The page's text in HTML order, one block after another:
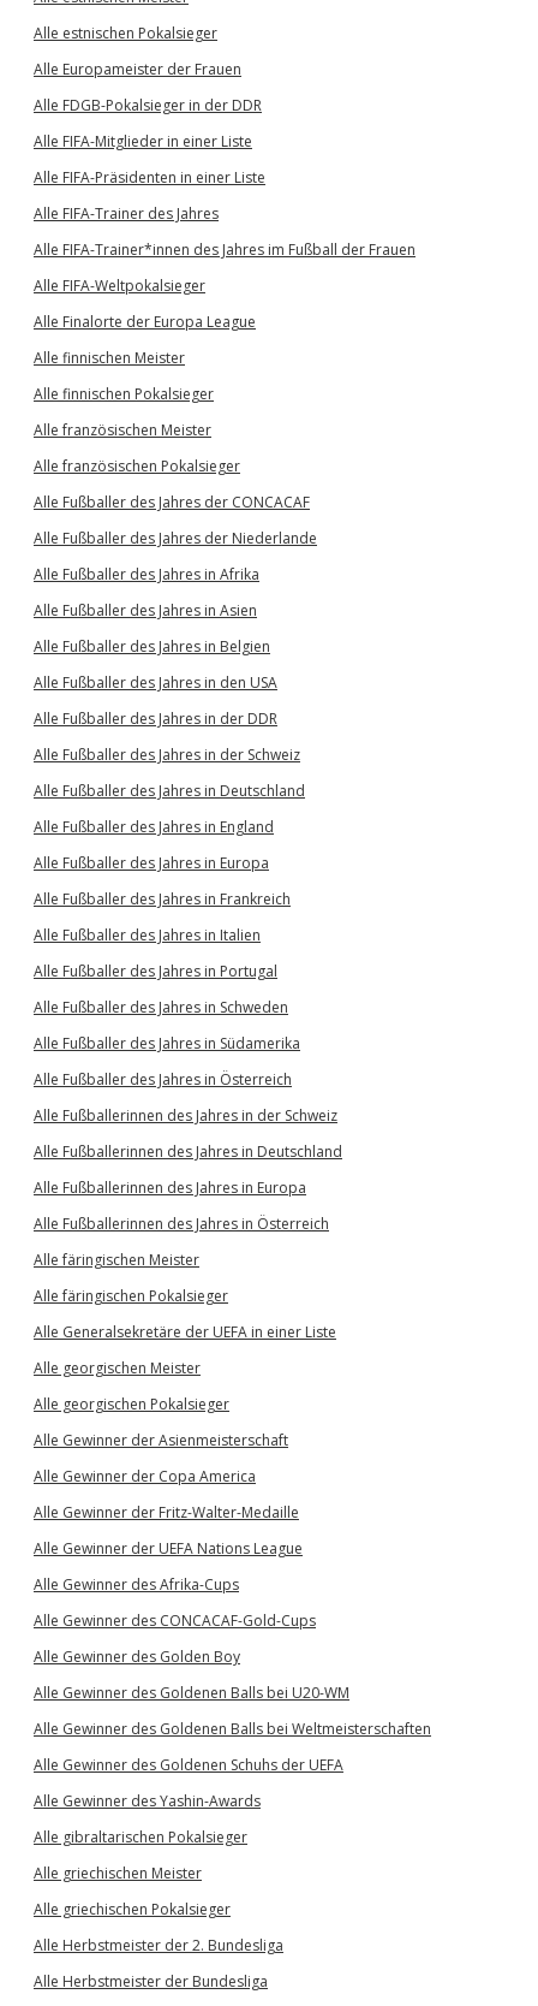
Alle estnischen Pokalsieger
Alle Europameister der Frauen
Alle FDGB-Pokalsieger in der DDR
Alle FIFA-Mitglieder in einer Liste
Alle FIFA-Präsidenten in einer Liste
Alle FIFA-Trainer des Jahres
Alle FIFA-Trainer*innen des Jahres im Fußball der Frauen
Alle FIFA-Weltpokalsieger
Alle Finalorte der Europa League
Alle finnischen Meister
Alle finnischen Pokalsieger
Alle französischen Meister
Alle französischen Pokalsieger
Alle Fußballer des Jahres der CONCACAF
Alle Fußballer des Jahres der Niederlande
Alle Fußballer des Jahres in Afrika
Alle Fußballer des Jahres in Asien
Alle Fußballer des Jahres in Belgien
Alle Fußballer des Jahres in den USA
Alle Fußballer des Jahres in der DDR
Alle Fußballer des Jahres in der Schweiz
Alle Fußballer des Jahres in Deutschland
Alle Fußballer des Jahres in England
Alle Fußballer des Jahres in Europa
Alle Fußballer des Jahres in Frankreich
Alle Fußballer des Jahres in Italien
Alle Fußballer des Jahres in Portugal
Alle Fußballer des Jahres in Schweden
Alle Fußballer des Jahres in Südamerika
Alle Fußballer des Jahres in Österreich
Alle Fußballerinnen des Jahres in der Schweiz
Alle Fußballerinnen des Jahres in Deutschland
Alle Fußballerinnen des Jahres in Europa
Alle Fußballerinnen des Jahres in Österreich
Alle färingischen Meister
Alle färingischen Pokalsieger
Alle Generalsekretäre der UEFA in einer Liste
Alle georgischen Meister
Alle georgischen Pokalsieger
Alle Gewinner der Asienmeisterschaft
Alle Gewinner der Copa America
Alle Gewinner der Fritz-Walter-Medaille
Alle Gewinner der UEFA Nations League
Alle Gewinner des Afrika-Cups
Alle Gewinner des CONCACAF-Gold-Cups
Alle Gewinner des Golden Boy
Alle Gewinner des Goldenen Balls bei U20-WM
Alle Gewinner des Goldenen Balls bei Weltmeisterschaften
Alle Gewinner des Goldenen Schuhs der UEFA
Alle Gewinner des Yashin-Awards
Alle gibraltarischen Pokalsieger
Alle griechischen Meister
Alle griechischen Pokalsieger
Alle Herbstmeister der 2. Bundesliga
Alle Herbstmeister der Bundesliga